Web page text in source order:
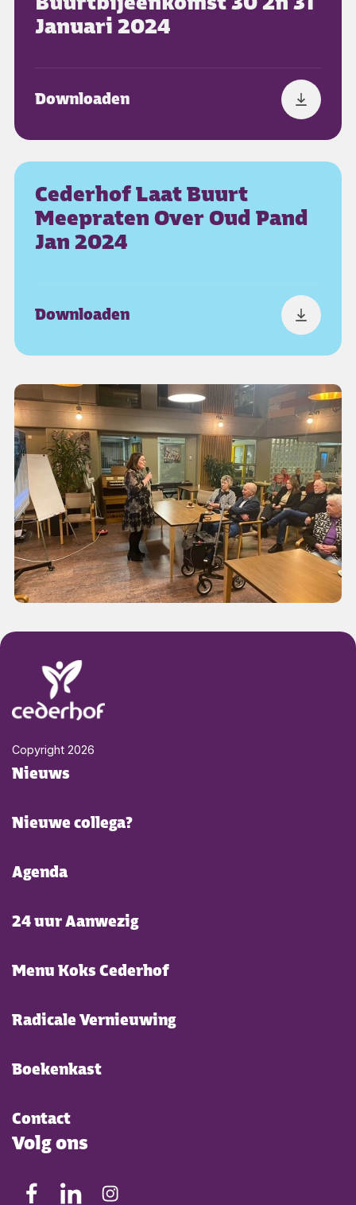
Januari 2024
Downloaden
Cederhof Laat Buurt
Meepraten Over Oud Pand
Jan 2024
Downloaden
Footer Cederhof
Copyright 2026
Footer menu
Nieuws
Nieuwe collega?
Agenda
24 uur Aanwezig
Menu Koks Cederhof
Radicale Vernieuwing
Boekenkast
Contact
Volg ons